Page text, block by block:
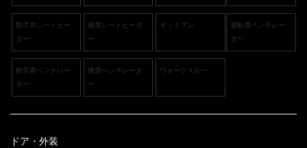
助手席シートヒー
ター
後席シートヒータ
ー
オットマン
運転席ベンチレー
ター
助手席ベンチレー
ター
後席ベンチレータ
ー
ウォークスルー
ドア・外装